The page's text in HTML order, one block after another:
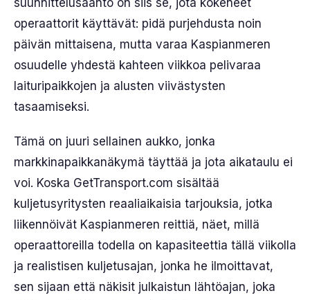
suunnittelusääntö on siis se, jota kokeneet
operaattorit käyttävät: pidä purjehdusta noin
päivän mittaisena, mutta varaa Kaspianmeren
osuudelle yhdestä kahteen viikkoa pelivaraa
laituripaikkojen ja alusten viivästysten
tasaamiseksi.
Tämä on juuri sellainen aukko, jonka
markkinapaikkanäkymä täyttää ja jota aikataulu ei
voi. Koska GetTransport.com sisältää
kuljetusyritysten reaaliaikaisia tarjouksia, jotka
liikennöivät Kaspianmeren reittiä, näet, millä
operaattoreilla todella on kapasiteettia tällä viikolla
ja realistisen kuljetusajan, jonka he ilmoittavat,
sen sijaan että näkisit julkaistun lähtöajan, joka